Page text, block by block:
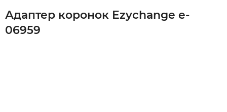
Адаптер коронок Ezychange e-
06959